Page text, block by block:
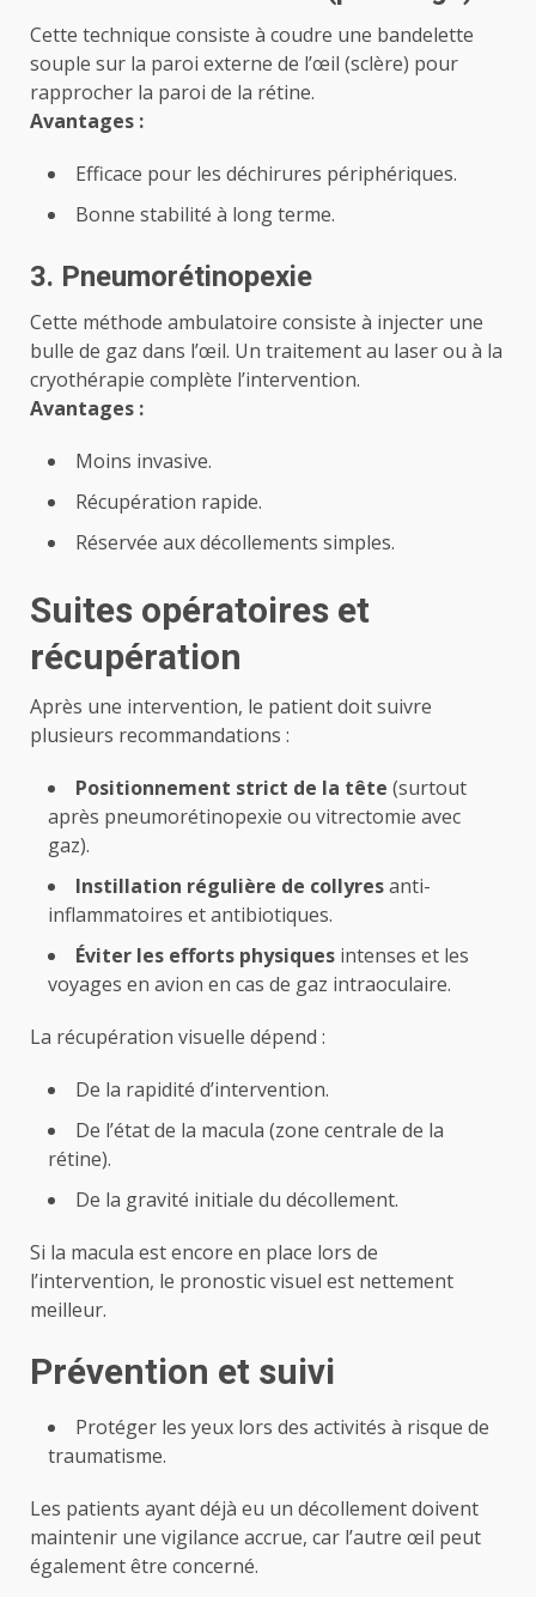
Cette technique consiste à coudre une bandelette
souple sur la paroi externe de l’œil (sclère) pour
rapprocher la paroi de la rétine.
Avantages :
Efficace pour les déchirures périphériques.
Bonne stabilité à long terme.
3. Pneumorétinopexie
Cette méthode ambulatoire consiste à injecter une
bulle de gaz dans l’œil. Un traitement au laser ou à la
cryothérapie complète l’intervention.
Avantages :
Moins invasive.
Récupération rapide.
Réservée aux décollements simples.
Suites opératoires et
récupération
Après une intervention, le patient doit suivre
plusieurs recommandations :
Positionnement strict de la tête (surtout
après pneumorétinopexie ou vitrectomie avec
gaz).
Instillation régulière de collyresanti-
inflammatoires et antibiotiques.
Éviter les efforts physiques intenses et les
voyages en avion en cas de gaz intraoculaire.
La récupération visuelle dépend :
De la rapidité d’intervention.
De l’état de la macula (zone centrale de la
rétine).
De la gravité initiale du décollement.
Si la macula est encore en place lors de
l’intervention, le pronostic visuel est nettement
meilleur.
Prévention et suivi
Protéger les yeux lors des activités à risque de
traumatisme.
Les patients ayant déjà eu un décollement doivent
maintenir une vigilance accrue, car l’autre œil peut
également être concerné.